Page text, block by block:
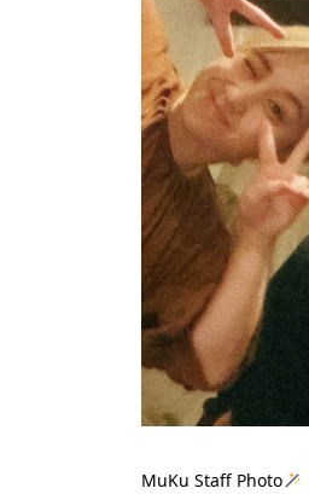
MuKu Staff Photo